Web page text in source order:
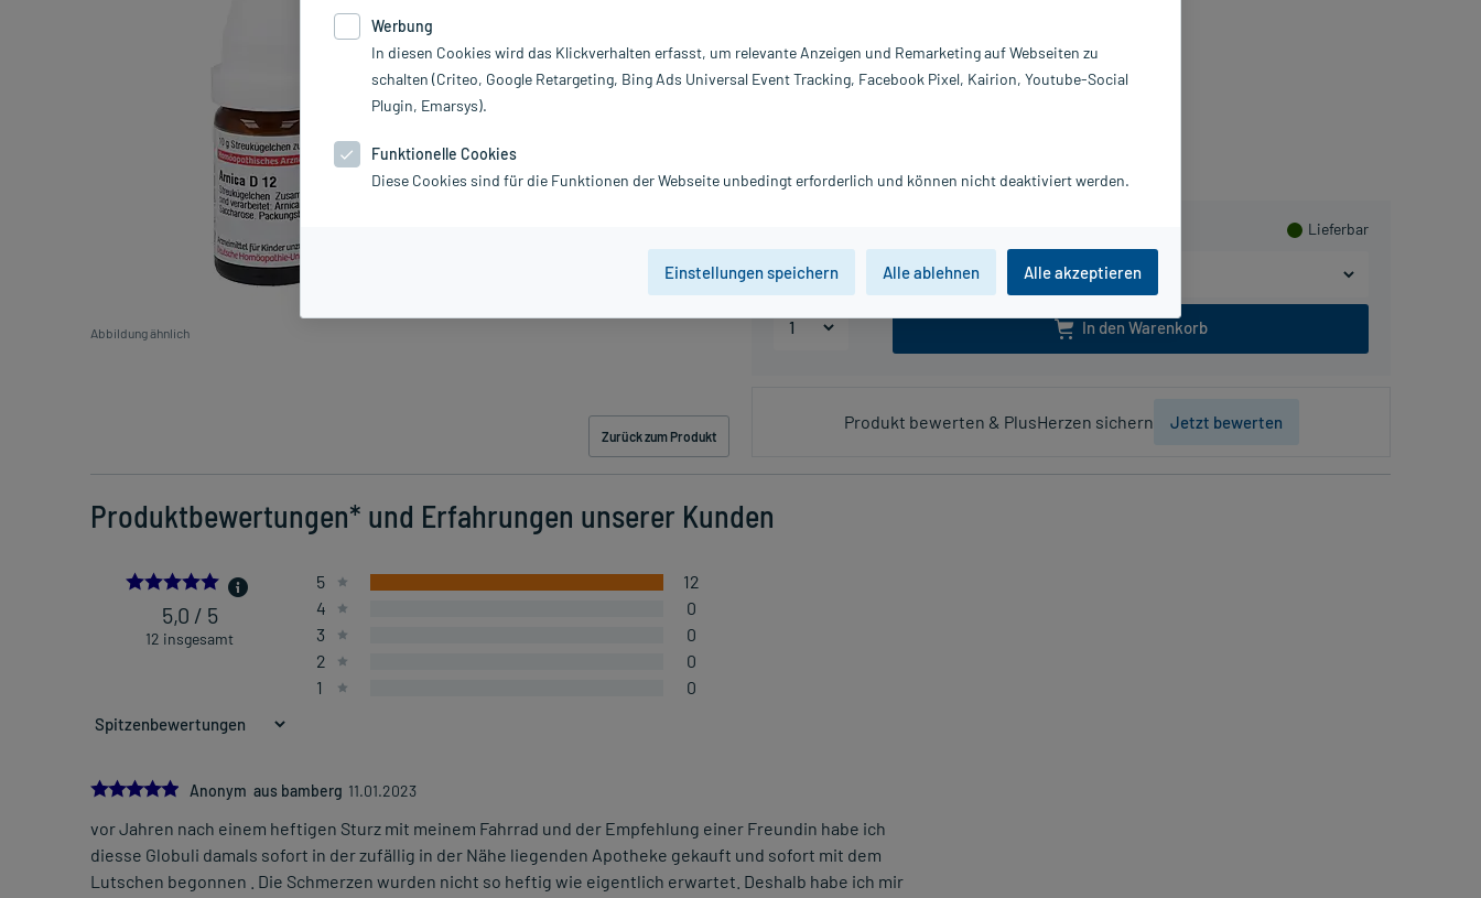
Abbildung ähnlich
Zurück zum Produkt
PZN:02110230
Grundpreis: 825,00 € / kg
Lieferbar
In den Warenkorb
Produkt bewerten & PlusHerzen sichern Jetzt bewerten
Produktbewertungen* und Erfahrungen unserer Kunden
5.0
5,0 / 5
12 insgesamt
5
12
4
0
3
0
2
0
1
0
5.0
Anonym aus bamberg 11.01.2023
vor Jahren nach einem heftigen Sturz mit meinem Fahrrad und der Empfehlung einer Freundin habe ich
diesse Globuli damals sofort in der zufällig in der Nähe liegenden Apotheke gekauft und sofort mit dem
Lutschen begonnen . Die Schmerzen wurden nicht so heftig wie eigentlich erwartet. Deshalb habe ich mir
Werbung
In diesen Cookies wird das Klickverhalten erfasst, um relevante Anzeigen und Remarketing auf Webseiten zu
schalten (Criteo, Google Retargeting, Bing Ads Universal Event Tracking, Facebook Pixel, Kairion, Youtube-Social
Plugin, Emarsys).
Funktionelle Cookies
Diese Cookies sind für die Funktionen der Webseite unbedingt erforderlich und können nicht deaktiviert werden.
Einstellungen speichern Alle ablehnen Alle akzeptieren